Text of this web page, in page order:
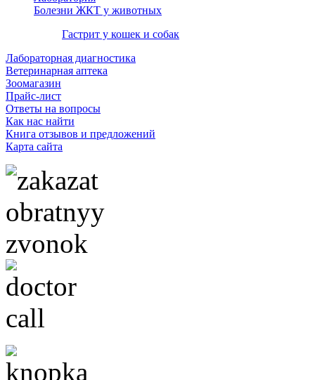
Болезни ЖКТ у животных
Гастрит у кошек и собак
Лабораторная диагностика
Ветеринарная аптека
Зоомагазин
Прайс-лист
Ответы на вопросы
Как нас найти
Книга отзывов и предложений
Карта сайта